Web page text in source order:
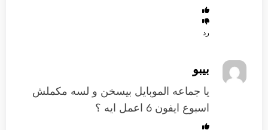
رد
بيبو
يا جماعه الموبايل بيسخن و لسه مكملش
اسبوع ايفون 6 اعمل ايه ؟